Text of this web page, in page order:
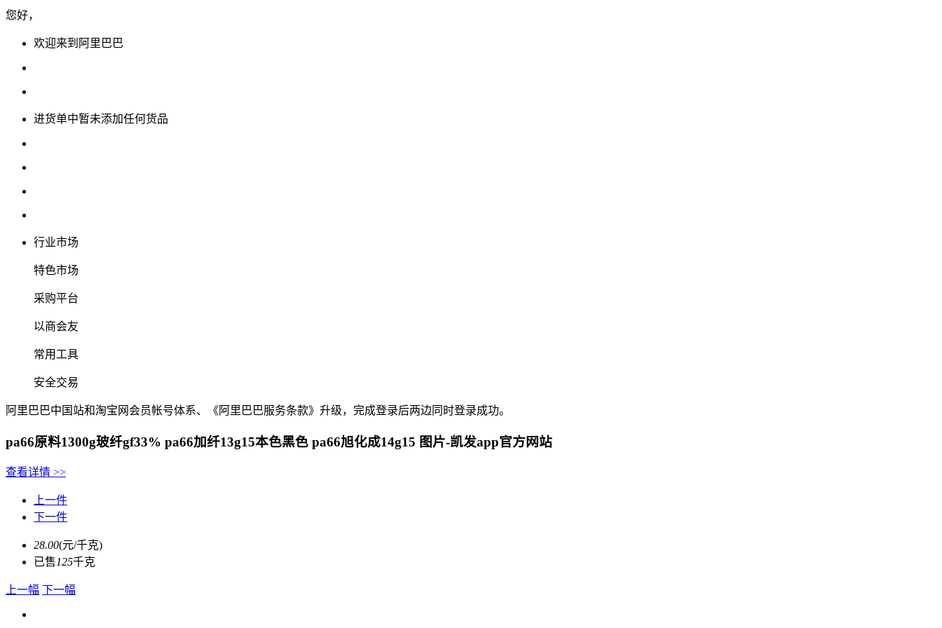
您好，
欢迎来到阿里巴巴
进货单中暂未添加任何货品
行业市场
特色市场
采购平台
以商会友
常用工具
安全交易
阿里巴巴中国站和淘宝网会员帐号体系、《阿里巴巴服务条款》升级，完成登录后两边同时登录成功。
pa66原料1300g玻纤gf33% pa66加纤13g15本色黑色 pa66旭化成14g15 图片-凯发app官方网站
查看详情 >>
上一件
下一件
28.00(元/千克)
已售125千克
上一幅 下一幅